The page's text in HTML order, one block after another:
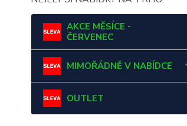
AKCE MĚSÍCE -
ČERVENEC
MIMOŘÁDNĚ V NABÍDCE
OUTLET